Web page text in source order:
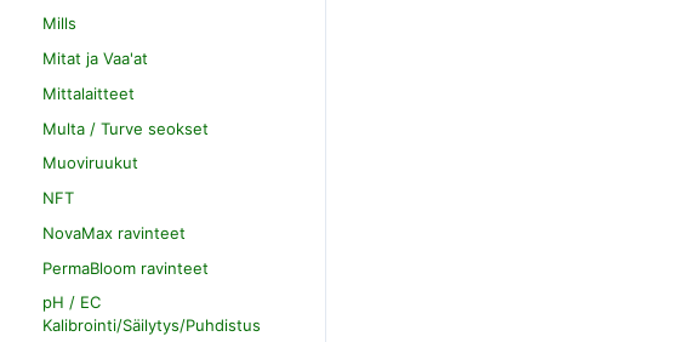
Mills
Mitat ja Vaa'at
Mittalaitteet
Multa / Turve seokset
Muoviruukut
NFT
NovaMax ravinteet
PermaBloom ravinteet
pH / EC
Kalibrointi/Säilytys/Puhdistus